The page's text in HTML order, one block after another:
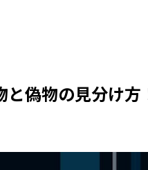
と偽物の見分け